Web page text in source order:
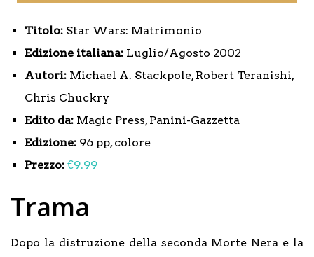
Titolo: Star Wars: Matrimonio
Edizione italiana: Luglio/Agosto 2002
Autori: Michael A. Stackpole, Robert Teranishi,
Chris Chuckry
Edito da: Magic Press, Panini-Gazzetta
Edizione: 96 pp, colore
Prezzo: €9.99
Trama
Dopo la distruzione della seconda Morte Nera e la